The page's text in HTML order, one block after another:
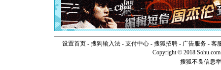
卖了。水
[春节]风
颜！冬去
道一声平
[春节]传
片叶子是
送你一棵
设置首页- 搜狗输入法- 支付中心- 搜狐招聘- 广告服务- 客
Copyright © 2018
搜狐不良信息